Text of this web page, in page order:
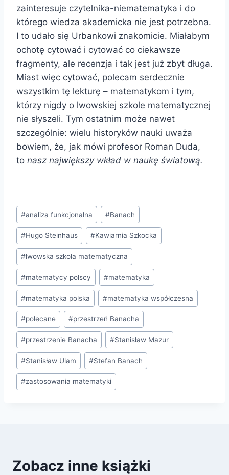
zainteresuje czytelnika-niematematyka i do
którego wiedza akademicka nie jest potrzebna.
I to udało się Urbankowi znakomicie. Miałabym
ochotę cytować i cytować co ciekawsze
fragmenty, ale recenzja i tak jest już zbyt długa.
Miast więc cytować, polecam serdecznie
wszystkim tę lekturę – matematykom i tym,
którzy nigdy o lwowskiej szkole matematycznej
nie słyszeli. Tym ostatnim może nawet
szczególnie: wielu historyków nauki uważa
bowiem, że, jak mówi profesor Roman Duda,
to nasz największy wkład w naukę światową.
Tagi
wpisu:
#analiza funkcjonalna #Banach
#Hugo Steinhaus #Kawiarnia Szkocka
#lwowska szkoła matematyczna
#matematycy polscy #matematyka
#matematyka polska #matematyka współczesna
#polecane #przestrzeń Banacha
#przestrzenie Banacha #Stanisław Mazur
#Stanisław Ulam #Stefan Banach
#zastosowania matematyki
Zobacz inne książki